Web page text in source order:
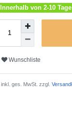
Innerhalb von 2-10
Wunschliste
inkl. ges. MwSt. zzgl.